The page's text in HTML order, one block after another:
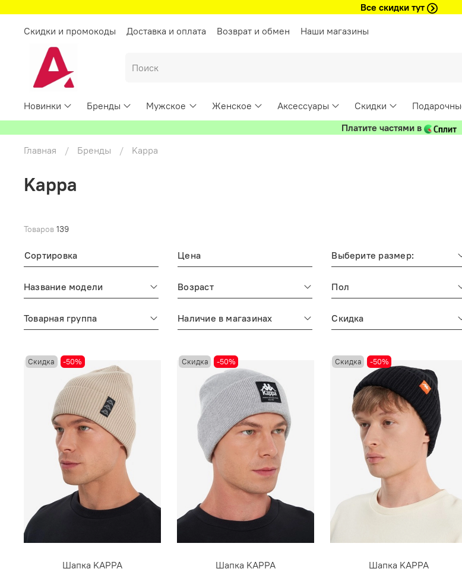
Все скидки тут
Скидки и промокоды
Доставка и оплата Возврат и обмен Наши магазины
Новинки Бренды Мужское Женское Аксессуары Скидки
Платите частями в
Главная
Бренды Kappa
Kappa
Товаров 139
Сортировка Цена Выберите размер:
Название модели Возраст Пол
Товарная группа Наличие в магазинах Скидка
Скидка -50%
Шапка KAPPA
Скидка -50%
Шапка KAPPA
Скидка -50%
Шапка KAPPA